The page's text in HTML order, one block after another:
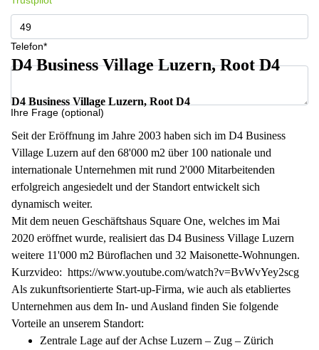
Telefon*
Ihre Frage (optional)
D4 Business Village Luzern, Root D4
D4 Business Village Luzern, Root D4
Seit der Eröffnung im Jahre 2003 haben sich im D4 Business
Village Luzern auf den 68'000 m2 über 100 nationale und
internationale Unternehmen mit rund 2'000 Mitarbeitenden
erfolgreich angesiedelt und der Standort entwickelt sich
dynamisch weiter.
Mit dem neuen Geschäftshaus Square One, welches im Mai
2020 eröffnet wurde, realisiert das D4 Business Village Luzern
weitere 11'000 m2 Büroflachen und 32 Maisonette-Wohnungen.
Kurzvideo: https://www.youtube.com/watch?v=BvWvYey2scg
Als zukunftsorientierte Start-up-Firma, wie auch als etabliertes
Unternehmen aus dem In- und Ausland finden Sie folgende
Vorteile an unserem Standort:
Zentrale Lage auf der Achse Luzern – Zug – Zürich